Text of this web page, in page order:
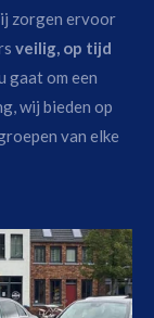
zorgen ervoor
veilig, op tijd
gaat om een
wij bieden op
van elke